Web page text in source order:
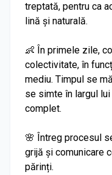
treptată, pentru ca
lină și naturală.
👶 În primele zile,
colectivitate, în
mediu. Timpul se
se simte în largul
complet.
🌸 Întreg procesul
grijă și comunicare
părinți.